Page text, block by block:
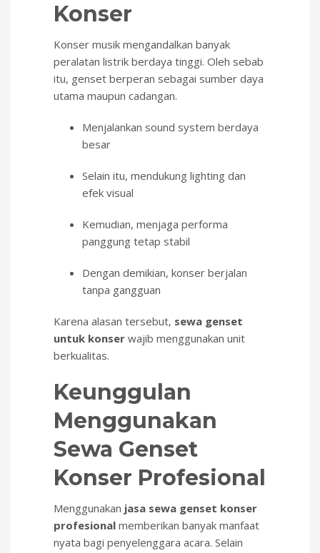
Konser
Konser musik mengandalkan banyak
peralatan listrik berdaya tinggi. Oleh sebab
itu, genset berperan sebagai sumber daya
utama maupun cadangan.
Menjalankan sound system berdaya
besar
Selain itu, mendukung lighting dan
efek visual
Kemudian, menjaga performa
panggung tetap stabil
Dengan demikian, konser berjalan
tanpa gangguan
Karena alasan tersebut, sewa genset
untuk konser wajib menggunakan unit
berkualitas.
Keunggulan
Menggunakan
Sewa Genset
Konser Profesional
Menggunakan jasa sewa genset konser
profesional memberikan banyak manfaat
nyata bagi penyelenggara acara. Selain